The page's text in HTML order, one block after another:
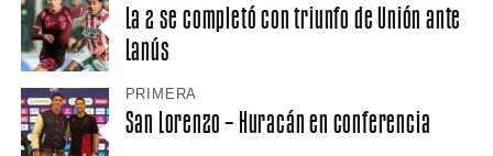
La 2 se completó con triunfo de Unión ante
Lanús
PRIMERA
San Lorenzo – Huracán en conferencia